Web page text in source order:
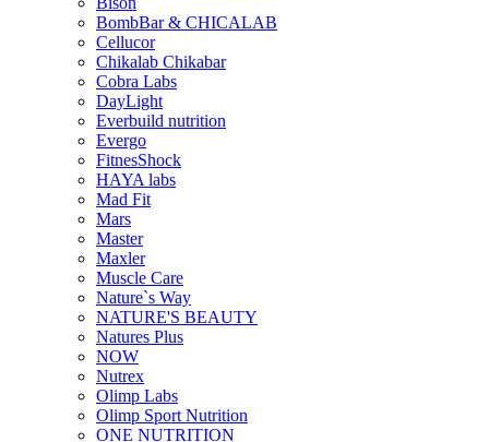
BombBar & CHICALAB
Cellucor
Chikalab Chikabar
Cobra Labs
DayLight
Everbuild nutrition
Evergo
FitnesShock
HAYA labs
Mad Fit
Mars
Master
Maxler
Muscle Care
Nature`s Way
NATURE'S BEAUTY
Natures Plus
NOW
Nutrex
Olimp Labs
Olimp Sport Nutrition
ONE NUTRITION